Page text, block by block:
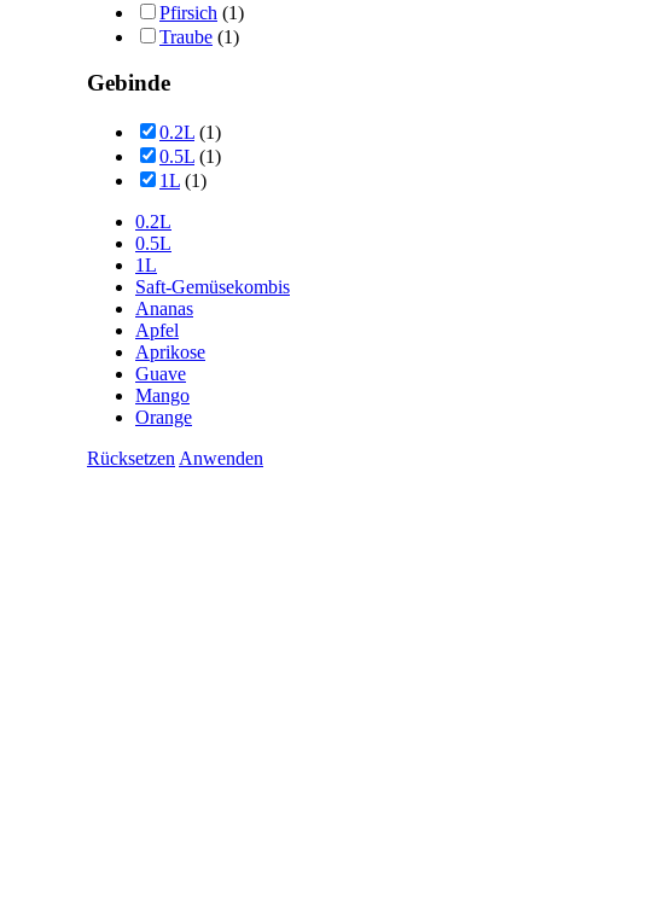
Pfirsich (1)
Traube (1)
Gebinde
0.2L (1)
0.5L (1)
1L (1)
0.2L
0.5L
1L
Saft-Gemüsekombis
Ananas
Apfel
Aprikose
Guave
Mango
Orange
Rücksetzen Anwenden